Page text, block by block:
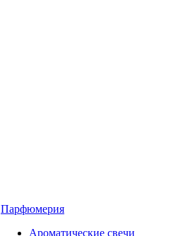
Парфюмерия
Ароматические свечи